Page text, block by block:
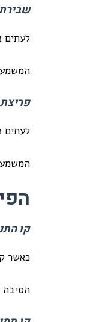
לעתים
לעתים
קו
כאשר
הסיבה